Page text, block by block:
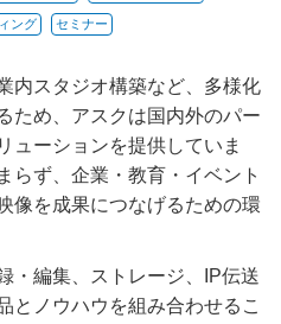
ング セミナー
内スタジオ構築など、多様化
ため、アスクは国内外のパー
ューションを提供していま
らず、企業・教育・イベント
像を成果につなげるための環
・編集、ストレージ、IP伝送
とノウハウを組み合わせるこ